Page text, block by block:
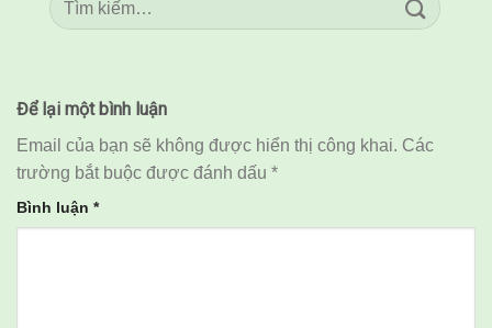
Để lại một bình luận
Email của bạn sẽ không được hiển thị công khai. Các
trường bắt buộc được đánh dấu *
Bình luận *